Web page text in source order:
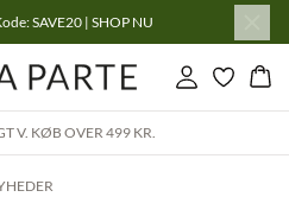
SAVE20 | SHOP NU
Log ind
2-3 HVERDAGE